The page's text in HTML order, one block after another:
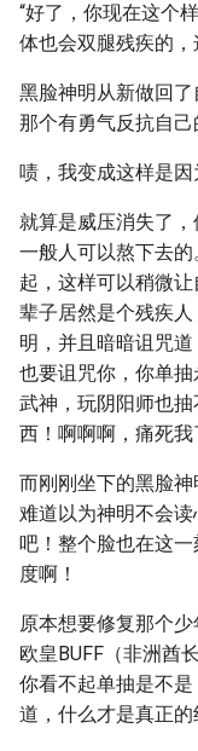
“好了，你现在这个
体也会双腿残疾的
黑脸神明从新做回
那个有勇气反抗自己
啧，我变成这样是因
就算是威压消失了
一般人可以熬下去
起，这样可以稍微
辈子居然是个残疾
明，并且暗暗诅咒
也要诅咒你，你单
武神，玩阴阳师也抽
西！啊啊啊，痛死我
而刚刚坐下的黑脸
难道以为神明不会
吧！整个脸也在这
度啊！
原本想要修复那个
欧皇BUFF（非洲酋
你看不起单抽是不
道，什么才是真正的